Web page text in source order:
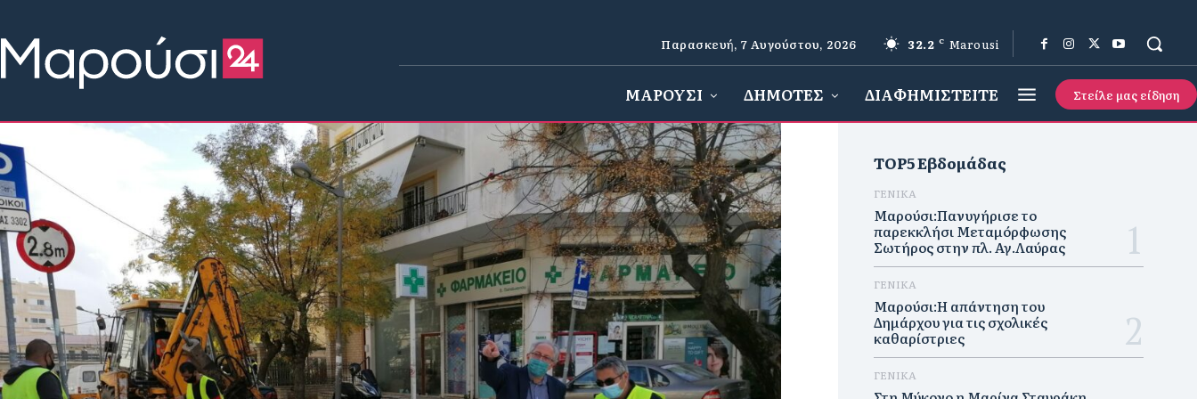
Παρασκευή, 7 Αυγούστου, 2026 32.2 C Marousi
ΜΑΡΟΥΣΙ ΔΗΜΟΤΕΣ ΔΙΑΦΗΜΙΣΤΕΙΤΕ Στείλε μας είδηση
TOP5 Εβδομάδας
ΓΕΝΙΚΑ
Μαρούσι:Πανυγήρισε το
παρεκκλήσι Μεταμόρφωσης
Σωτήρος στην πλ. Αγ.Λαύρας
ΓΕΝΙΚΑ
Μαρούσι:Η απάντηση του
Δημάρχου για τις σχολικές
καθαρίστριες
ΓΕΝΙΚΑ